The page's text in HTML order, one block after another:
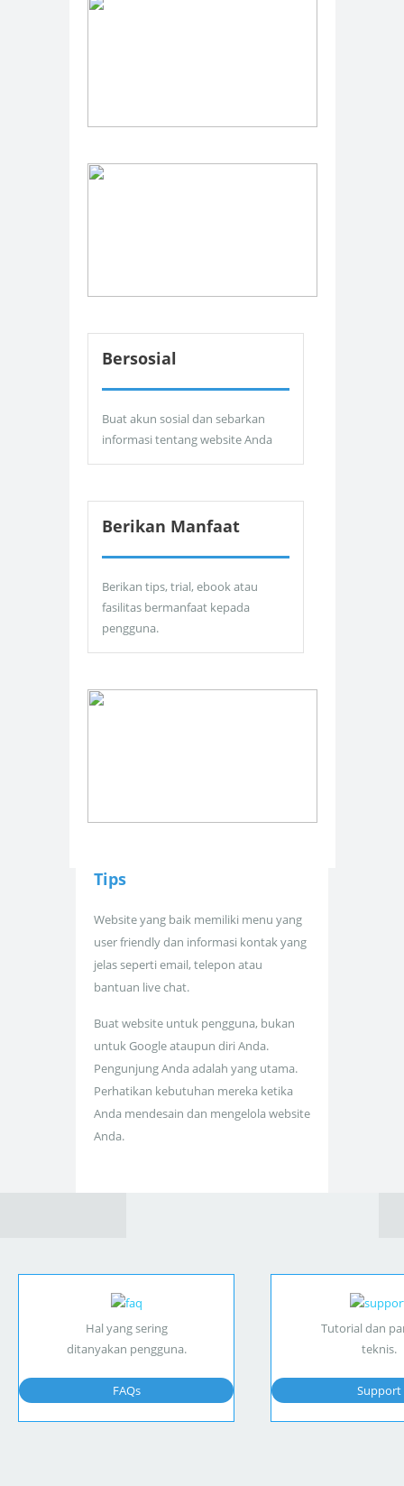
Bersosial
Buat akun sosial dan sebarkan
informasi tentang website Anda
Berikan Manfaat
Berikan tips, trial, ebook atau
fasilitas bermanfaat kepada
pengguna.
Tips
Website yang baik memiliki menu yang
user friendly dan informasi kontak yang
jelas seperti email, telepon atau
bantuan live chat.
Buat website untuk pengguna, bukan
untuk Google ataupun diri Anda.
Pengunjung Anda adalah yang utama.
Perhatikan kebutuhan mereka ketika
Anda mendesain dan mengelola website
Anda.
Hal yang sering
ditanyakan pengguna.
FAQs
Tutorial dan
teknis.
Support